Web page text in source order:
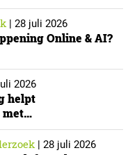
| 28 juli 2026
Online & AI?
2026
helpt
met
| 28 juli 2026